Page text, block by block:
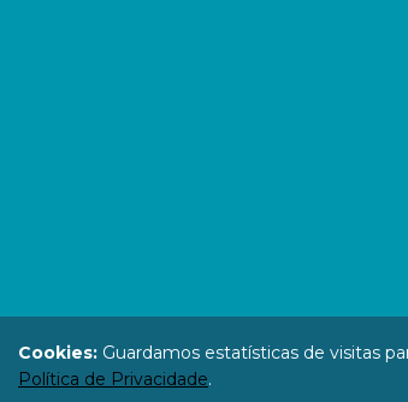
Cookies: Guardamos estatísticas de visitas
Política de Privacidade.